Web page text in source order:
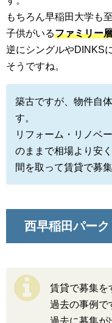
もちろん早稲田大学も
子供がいるファミリー
逆にシングルやDINKS
そうですね。
築古ですが、物件自
す。
リフォーム・リノベ
のままで相場より安
間を取って賃貸で募
西早稲田パーク
賃貸で募集を
過去の事例で
過去に募集が